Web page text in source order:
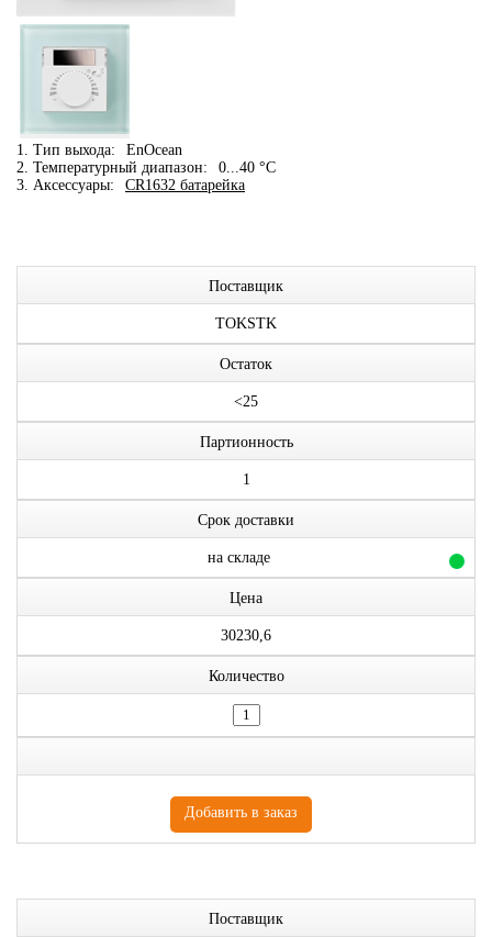
1. Тип выхода:
EnOcean
2. Температурный диапазон:
0...40 °C
3. Аксессуары:
CR1632 батарейка
Поставщик
TOKSTK
Остаток
<25
Партионность
1
Срок доставки
на складе
Цена
30230,6
Количество
Поставщик